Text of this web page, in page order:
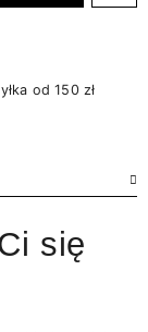
od 150 zł
się